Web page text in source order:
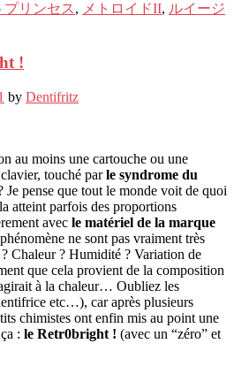
リンセス , メトロイドII, ルイージ
!
by Dentifritz
au moins une cartouche ou une
touché parle syndrome du
Je pense que tout le monde voit de quoi
atteint parfois des proportions
avec le matériel de la marque
ne sont pas vraiment très
Chaleur ? Humidité ? Variation de
que cela provient de la composition
à la chaleur… Oubliez les
etc…), car après plusieurs
chimistes ont enfin mis au point une
: le Retr0bright ! (avec un “zéro” et